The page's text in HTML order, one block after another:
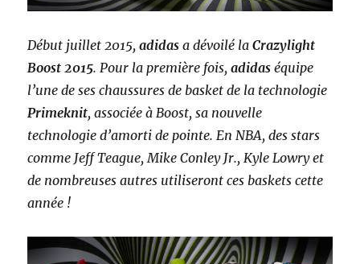
Début juillet 2015,adidasa dévoilé laCrazylight
Boost 2015. Pour la première fois,adidaséquipe
l’une de ses chaussures de basket de la technologie
Primeknit, associée à Boost, sa nouvelle
technologie d’amorti de pointe. En NBA, des stars
comme Jeff Teague, Mike Conley Jr., Kyle Lowry et
de nombreuses autres utiliseront ces baskets cette
année !